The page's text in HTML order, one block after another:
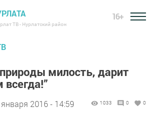
ТВ - Нурлатский район
16+
милость, дарит
2016 - 14:59 1033 0 0